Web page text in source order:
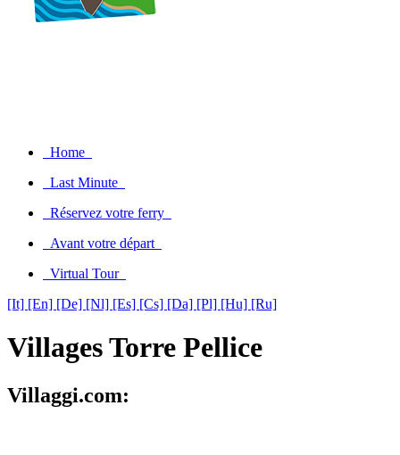
Home
Last Minute
Réservez votre ferry
Avant votre départ
Virtual Tour
[It] [En] [De] [Nl] [Es] [Cs] [Da] [Pl] [Hu] [Ru]
Villages Torre Pellice
Villaggi.com: